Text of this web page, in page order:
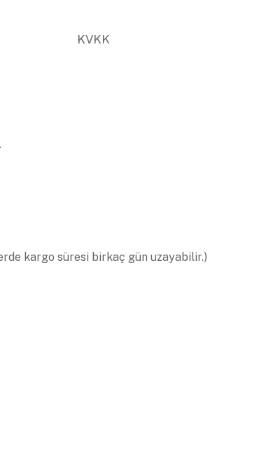
KVKK
kargo süresi birkaç gün uzayabilir.)